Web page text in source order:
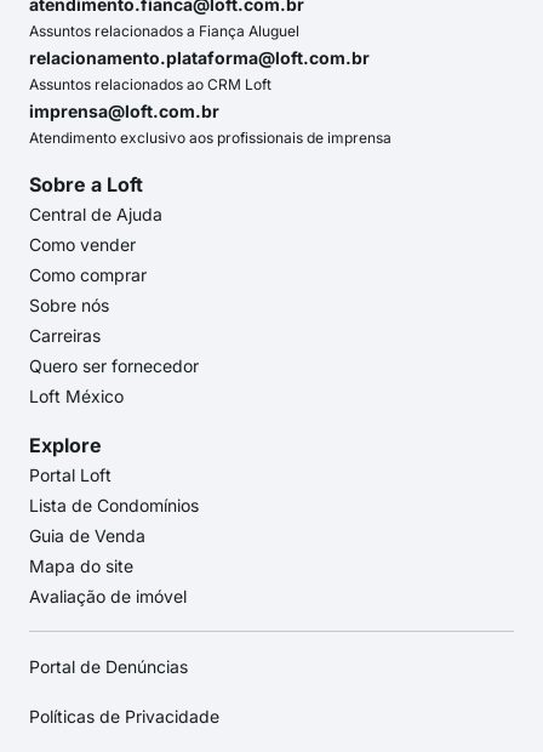
atendimento.fianca@loft.com.br
Assuntos relacionados a Fiança Aluguel
relacionamento.plataforma@loft.com.br
Assuntos relacionados ao CRM Loft
imprensa@loft.com.br
Atendimento exclusivo aos profissionais de imprensa
Sobre a Loft
Central de Ajuda
Como vender
Como comprar
Sobre nós
Carreiras
Quero ser fornecedor
Loft México
Explore
Portal Loft
Lista de Condomínios
Guia de Venda
Mapa do site
Avaliação de imóvel
Portal de Denúncias
Políticas de Privacidade